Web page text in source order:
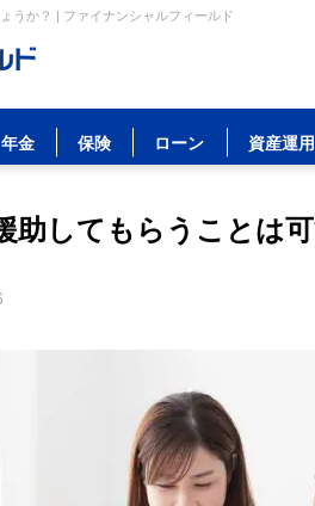
うか？ | ファイナンシャルフィールド
年金 保険 ローン 資産運用
助してもらうことは